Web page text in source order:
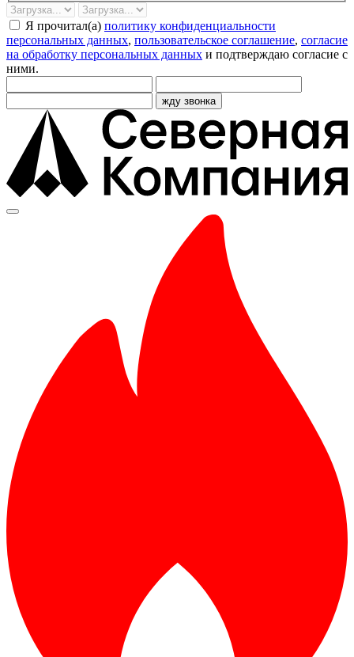
Дата
звонка
Время
Я прочитал(а) политику конфиденциальности
персональных данных, пользовательское соглашение, согласие
на обработку персональных данных и подтверждаю согласие с
ними.
жду звонка